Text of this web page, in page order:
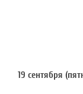
19 сентября